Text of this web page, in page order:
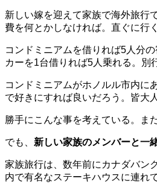
新しい嫁を迎えて家族で海外旅行
費を何とかしなければ。直ぐに行
コンドミニアムを借りれば5人分
カーを1台借りれば5人乗れる。別
コンドミニアムがホノルル市内に
で好きにすれば良いだろう。皆大
勝手にこんな事を考えている。ま
でも、 新しい家族のメンバーと一
家族旅行は、数年前にカナダバン
内で有名なステーキハウスに連れ